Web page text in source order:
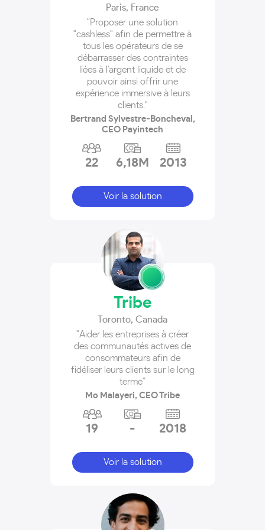
Paris, France
"Proposer une solution
"cashless" afin de permettre à
tous les opérateurs de se
débarrasser des contraintes
liées à l'argent liquide et de
pouvoir ainsi offrir une
expérience immersive à leurs
clients."
Bertrand Sylvestre-Boncheval,
CEO Payintech
22 6,18M 2013
Voir la solution
Tribe
Toronto, Canada
"Aider les entreprises à créer
des communautés actives de
consommateurs afin de
fidéliser leurs clients sur le long
terme"
Mo Malayeri, CEO Tribe
19 - 2018
Voir la solution